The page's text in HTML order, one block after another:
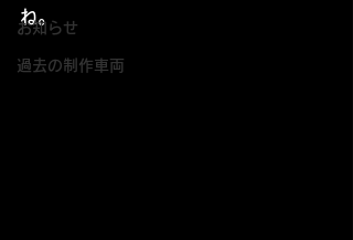
お知らせ
過去の制作車両
ね。